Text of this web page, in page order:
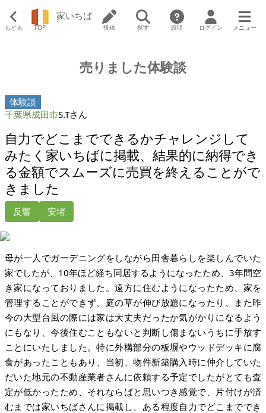
もどる TOP
家いちば
投稿 探す 説明 ログイン メニュー
売りました体験談
体験談
千葉県成田市S.Tさん
自力でどこまでできるかチャレンジして
みたく家いちばに掲載、結果的に納得でき
る金額でスムーズに売買を終えることがで
きました
反響 安堵
母が一人でガーデニングをしながら田舎暮らしを楽しんでいた
家でしたが、10年ほど経ち同居するようになったため、3年間空
き家になっておりました。遠方に住むようになったため、家を
管理することができず、庭の草が伸び放題になったり、また昨
今の大型台風の際には家は大丈夫だったか気がかりになるよう
にもなり、今後住むこともないと判断し傷まないうちに手放す
ことにいたしました。特に外構部分の板塀やウッドデッキに腐
食があったこともあり、当初、物件新築購入時に仲介していた
だいた地元の不動産業者さんに依頼する予定でしたがとても査
定が低かったため、それならばと思いつき感覚で、片付けが済
むまでは家いちばさんに掲載し、ある程度自力でどこまででき